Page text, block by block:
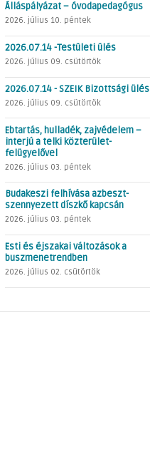
Álláspályázat – óvodapedagógus
2026. július 10. péntek
2026.07.14 -Testületi ülés
2026. július 09. csütörtök
2026.07.14 - SZEIK Bizottsági ülés
2026. július 09. csütörtök
Ebtartás, hulladék, zajvédelem –
interjú a telki közterület-
felügyelővel
2026. július 03. péntek
Budakeszi felhívása azbeszt-
szennyezett díszkő kapcsán
2026. július 03. péntek
Esti és éjszakai változások a
buszmenetrendben
2026. július 02. csütörtök